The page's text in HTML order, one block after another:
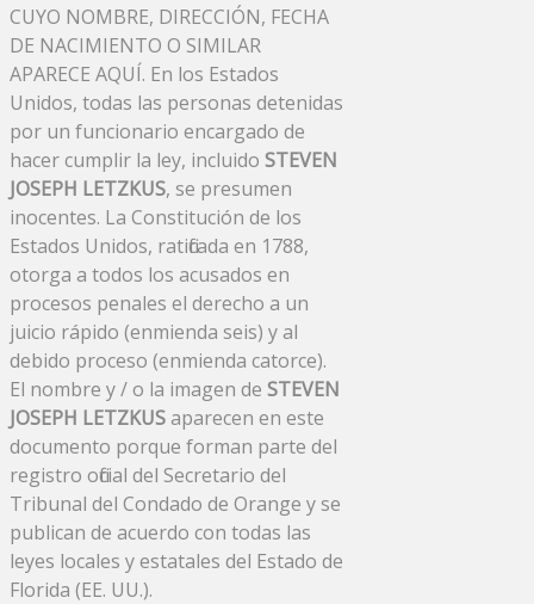
CUYO NOMBRE, DIRECCIÓN, FECHA
DE NACIMIENTO O SIMILAR
APARECE AQUÍ. En los Estados
Unidos, todas las personas detenidas
por un funcionario encargado de
hacer cumplir la ley, incluido STEVEN
JOSEPH LETZKUS, se presumen
inocentes. La Constitución de los
Estados Unidos, ratificada en 1788,
otorga a todos los acusados ​​en
procesos penales el derecho a un
juicio rápido (enmienda seis) y al
debido proceso (enmienda catorce).
El nombre y / o la imagen de STEVEN
JOSEPH LETZKUSaparecen en este
documento porque forman parte del
registro oficial del Secretario del
Tribunal del Condado de Orange y se
publican de acuerdo con todas las
leyes locales y estatales del Estado de
Florida (EE. UU.).